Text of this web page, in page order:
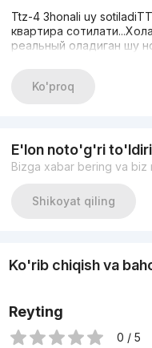
Ttz-4 3honali uy
квартира
реальный оладиган шу
Ko'proq
E'lon noto'g'ri
Bizga xabar bering va biz
Shikoyat qiling
Ko'rib chiqish va
Reyting
0 / 5